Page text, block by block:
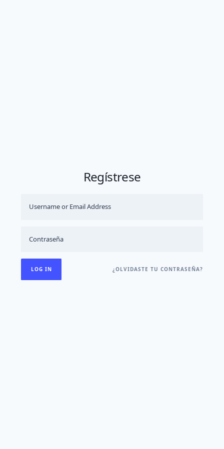
Regístrese
¿OLVIDASTE TU CONTRASEÑA?